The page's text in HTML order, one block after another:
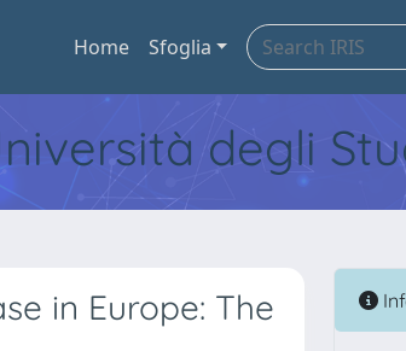
Home Sfoglia
degli
in Europe: The